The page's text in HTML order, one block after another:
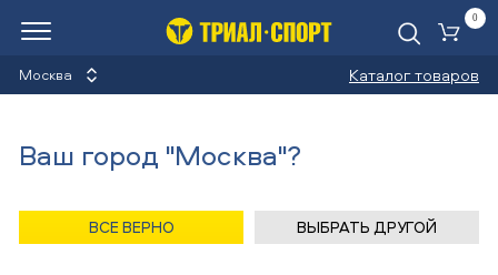
Москва Каталог товаров
0
Шапка Level STRIPES
Ваш город "Москва"?
ВСЕ ВЕРНО ВЫБРАТЬ ДРУГОЙ